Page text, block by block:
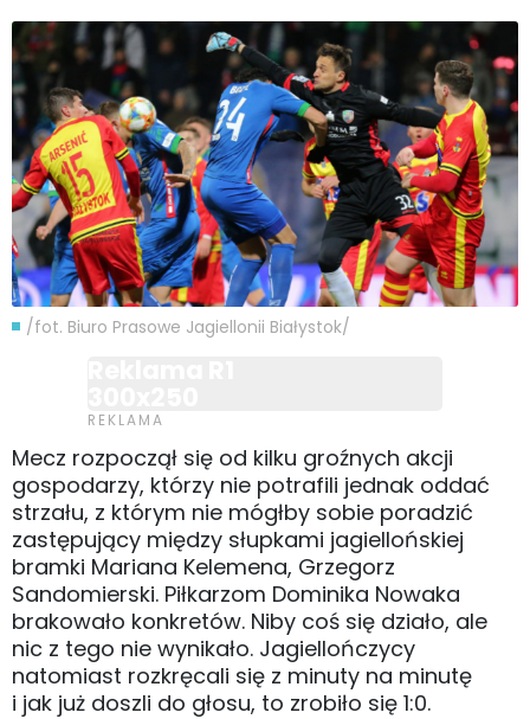
/fot. Biuro Prasowe Jagiellonii Białystok/
Mecz rozpoczął się od kilku groźnych akcji
gospodarzy, którzy nie potrafili jednak oddać
strzału, z którym nie mógłby sobie poradzić
zastępujący między słupkami jagiellońskiej
bramki Mariana Kelemena, Grzegorz
Sandomierski. Piłkarzom Dominika Nowaka
brakowało konkretów. Niby coś się działo, ale
nic z tego nie wynikało. Jagiellończycy
natomiast rozkręcali się z minuty na minutę
i jak już doszli do głosu, to zrobiło się 1:0.